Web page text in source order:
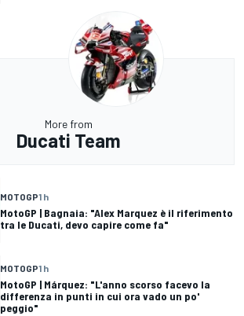
More from
Ducati Team
MOTOGP1 h
MotoGP | Bagnaia: "Alex Marquez è il riferimento
tra le Ducati, devo capire come fa"
MOTOGP1 h
MotoGP | Márquez: "L'anno scorso facevo la
differenza in punti in cui ora vado un po'
peggio"